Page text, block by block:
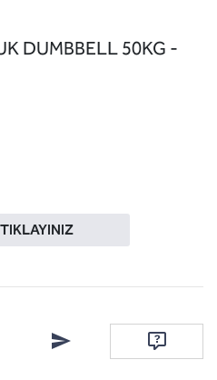
DUMBBELL 50KG -
listesine ekle
Arkadaşına e-posta ile
Soru sor